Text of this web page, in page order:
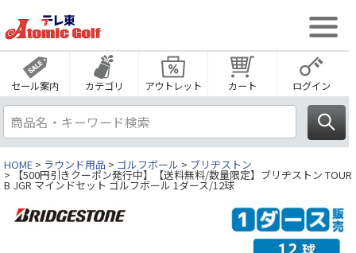
セール案内 カテゴリ アウトレット カート ログイン
HOME ラウンド用品 ゴルフボール ブリヂストン
【500円引きクーポン発行中】【送料無料/数量限定】ブリヂストン TOUR
B JGR マインドセット ゴルフボール 1ダース/12球